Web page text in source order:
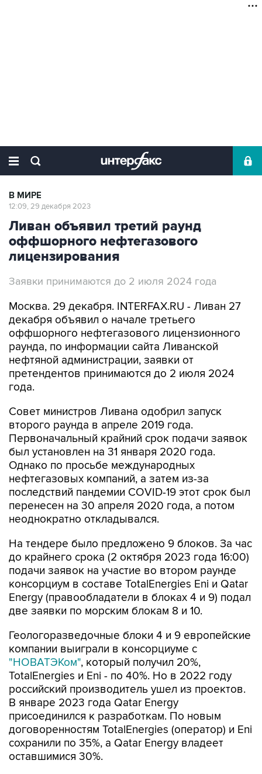
В МИРЕ
12:09, 29 декабря 2023
Ливан объявил третий раунд
оффшорного нефтегазового
лицензирования
Заявки принимаются до 2 июля 2024 года
Москва. 29 декабря. INTERFAX.RU - Ливан 27
декабря объявил о начале третьего
оффшорного нефтегазового лицензионного
раунда, по информации сайта Ливанской
нефтяной администрации, заявки от
претендентов принимаются до 2 июля 2024
года.
Совет министров Ливана одобрил запуск
второго раунда в апреле 2019 года.
Первоначальный крайний срок подачи заявок
был установлен на 31 января 2020 года.
Однако по просьбе международных
нефтегазовых компаний, а затем из-за
последствий пандемии COVID-19 этот срок был
перенесен на 30 апреля 2020 года, а потом
неоднократно откладывался.
На тендере было предложено 9 блоков. За час
до крайнего срока (2 октября 2023 года 16:00)
подачи заявок на участие во втором раунде
консорциум в составе TotalEnergies Eni и Qatar
Energy (правообладатели в блоках 4 и 9) подал
две заявки по морским блокам 8 и 10.
Геологоразведочные блоки 4 и 9 европейские
компании выиграли в консорциуме с
"НОВАТЭКом", который получил 20%,
TotalEnergies и Eni - по 40%. Но в 2022 году
российский производитель ушел из проектов.
В январе 2023 года Qatar Energy
присоединился к разработкам. По новым
договоренностям TotalEnergies (оператор) и Eni
сохранили по 35%, а Qatar Energy владеет
оставшимися 30%.